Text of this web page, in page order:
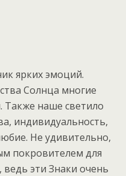
ярких эмоций.
Солнца многие
наше светило
индивидуальность,
Не удивительно,
покровителем для
эти Знаки очень